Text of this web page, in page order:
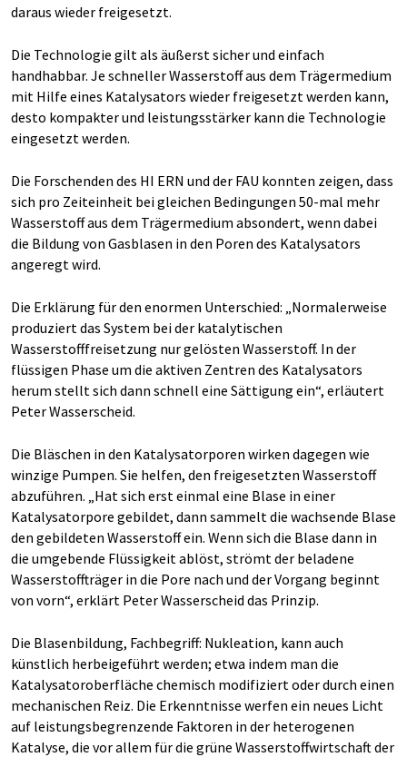
daraus wieder freigesetzt.
Die Technologie gilt als äußerst sicher und einfach
handhabbar. Je schneller Wasserstoff aus dem Trägermedium
mit Hilfe eines Katalysators wieder freigesetzt werden kann,
desto kompakter und leistungsstärker kann die Technologie
eingesetzt werden.
Die Forschenden des HI ERN und der FAU konnten zeigen, dass
sich pro Zeiteinheit bei gleichen Bedingungen 50-mal mehr
Wasserstoff aus dem Trägermedium absondert, wenn dabei
die Bildung von Gasblasen in den Poren des Katalysators
angeregt wird.
Die Erklärung für den enormen Unterschied: „Normalerweise
produziert das System bei der katalytischen
Wasserstofffreisetzung nur gelösten Wasserstoff. In der
flüssigen Phase um die aktiven Zentren des Katalysators
herum stellt sich dann schnell eine Sättigung ein“, erläutert
Peter Wasserscheid.
Die Bläschen in den Katalysatorporen wirken dagegen wie
winzige Pumpen. Sie helfen, den freigesetzten Wasserstoff
abzuführen. „Hat sich erst einmal eine Blase in einer
Katalysatorpore gebildet, dann sammelt die wachsende Blase
den gebildeten Wasserstoff ein. Wenn sich die Blase dann in
die umgebende Flüssigkeit ablöst, strömt der beladene
Wasserstoffträger in die Pore nach und der Vorgang beginnt
von vorn“, erklärt Peter Wasserscheid das Prinzip.
Die Blasenbildung, Fachbegriff: Nukleation, kann auch
künstlich herbeigeführt werden; etwa indem man die
Katalysatoroberfläche chemisch modifiziert oder durch einen
mechanischen Reiz. Die Erkenntnisse werfen ein neues Licht
auf leistungsbegrenzende Faktoren in der heterogenen
Katalyse, die vor allem für die grüne Wasserstoffwirtschaft der